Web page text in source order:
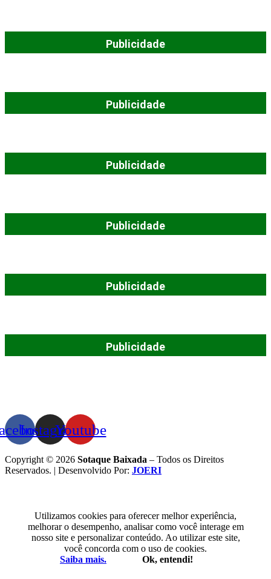
Publicidade
Publicidade
Publicidade
Publicidade
Publicidade
Publicidade
InstagramYoutube
Copyright © 2026 Sotaque Baixada – Todos os Direitos
Reservados. | Desenvolvido Por: JOERI
Utilizamos cookies para oferecer melhor experiência,
melhorar o desempenho, analisar como você interage em
nosso site e personalizar conteúdo. Ao utilizar este site,
você concorda com o uso de cookies.
Saiba mais.
Ok, entendi!